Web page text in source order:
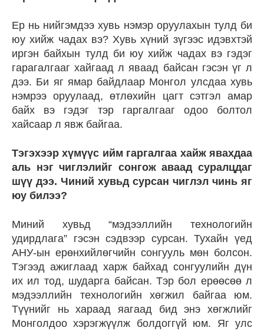
Ер нь нийгэмдээ хувь нэмэр оруулахын тулд би
юу хийж чадах вэ? Хувь хүний зүгээс идэвхтэй
иргэн байхын тулд би юу хийж чадах вэ гэдэг
гарагалгааг хайгаад л яваад байсан гэсэн үг л
дээ. Би яг ямар байдлаар Монгол улсдаа хувь
нэмрээ оруулаад, өтлөхийн цагт сэтгэл амар
байх вэ гэдэг тэр гаргалгааг одоо болтол
хайсаар л явж байгаа.
Тэгэхээр хүмүүс ийм гаргалгаа хайж явахдаа
аль нэг чиглэлийг сонгож аваад суралцдаг
шүү дээ. Чиний хувьд сурсан чиглэл чинь яг
юу билээ?
Миний хувьд “мэдээллийн технологийн
удирдлага” гэсэн сэдвээр сурсан. Тухайн үед
АНУ-ын ерөнхийлөгчийн сонгууль мөн болсон.
Тэгээд ажиглаад харж байхад сонгуулийн дүн
их ил тод, шударга байсан. Тэр бол ерөөсөө л
мэдээллийн технологийн хөгжил байгаа юм.
Түүнийг нь хараад яагаад бид энэ хөгжлийг
Монголдоо хэрэгжүүлж болдоггүй юм. Яг улс